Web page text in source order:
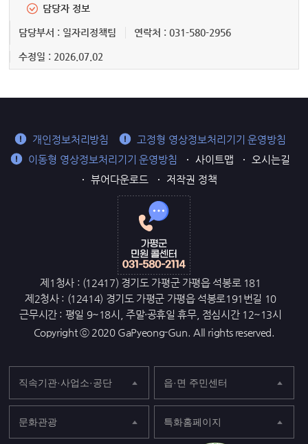
담당자 정보
담당부서 : 일자리정책팀 연락처 : 031-580-2956
수정일 : 2026.07.02
개인정보처리방침
고정형 영상정보처리기기 운영방침
이동형 영상정보처리기기 운영방침
사이트맵
오시는길
뷰어다운로드
저작권 정책
제1청사 : (12417) 경기도 가평군 가평읍 석봉로 181
제2청사 : (12414) 경기도 가평군 가평읍 석봉로191번길 10
근무시간 : 평일 9~18시, 주말·공휴일 휴무, 점심시간 12~13시
Copyright ⓒ 2020 GaPyeong-Gun. All rights reserved.
직속기관·사업소·공단 읍·면 주민센터
문화관광 특화홈페이지